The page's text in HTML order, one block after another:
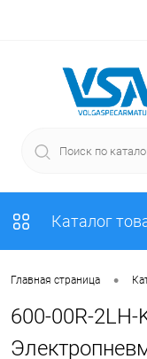
Каталог
Главная страница •
600-00R-2LH-